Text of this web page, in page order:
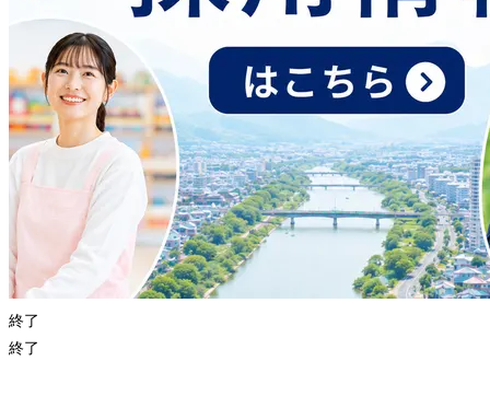
終了
終了